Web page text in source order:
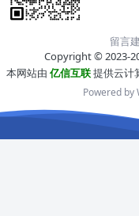
留言
Copyright © 2023-
本网站由 亿信互联提供云计
Powered by